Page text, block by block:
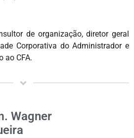
de organização, diretor geral
Corporativa do Administrador e
ao CFA.
Wagner